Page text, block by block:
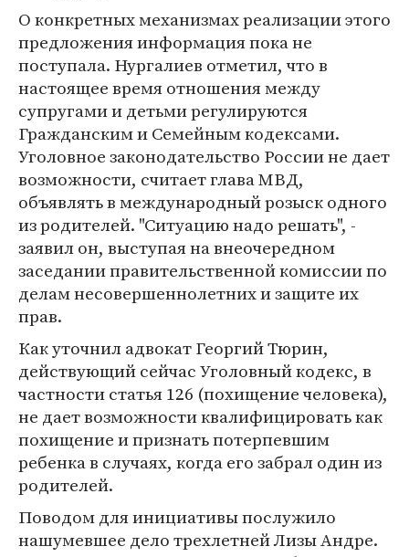
О конкретных механизмах реализации этого
предложения информация пока не
поступала. Нургалиев отметил, что в
настоящее время отношения между
супругами и детьми регулируются
Гражданским и Семейным кодексами.
Уголовное законодательство России не дает
возможности, считает глава МВД,
объявлять в международный розыск одного
из родителей. "Ситуацию надо решать", -
заявил он, выступая на внеочередном
заседании правительственной комиссии по
делам несовершеннолетних и защите их
прав.
Как уточнил адвокат Георгий Тюрин,
действующий сейчас Уголовный кодекс, в
частности статья 126 (похищение человека),
не дает возможности квалифицировать как
похищение и признать потерпевшим
ребенка в случаях, когда его забрал один из
родителей.
Поводом для инициативы послужило
нашумевшее дело трехлетней Лизы Андре.